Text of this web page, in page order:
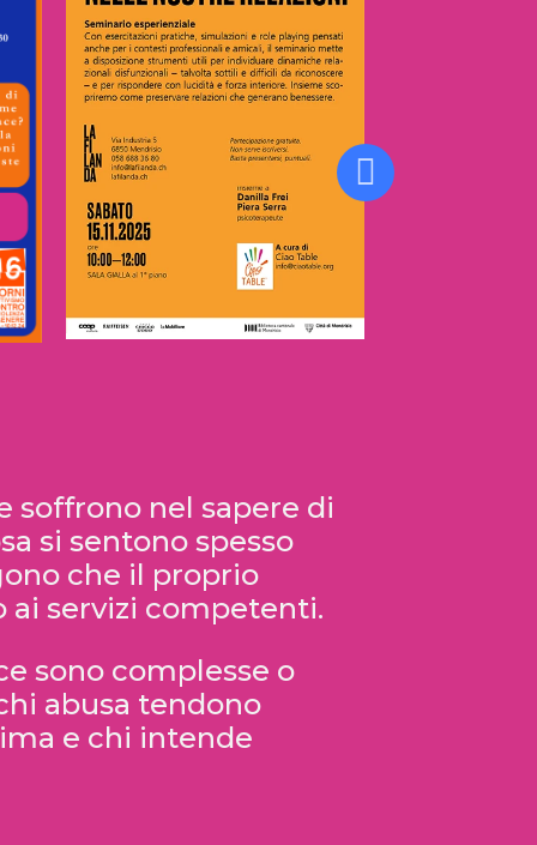
soffrono nel sapere di
si sentono spesso
che il proprio
ai servizi competenti.
sono complesse o
abusa tendono
e chi intende